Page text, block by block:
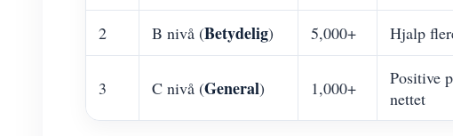
2 B nivå (Betydelig) 5,000+ Hjalp
3 C nivå (General) 1,000+
Positive
nettet